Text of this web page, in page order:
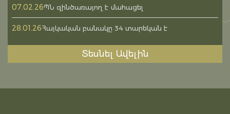
07.02.26ՊՆ զինծառայող է մահացել
28.01.26Հայկական բանակը 34 տարեկան է
Տեսնել Ավելին